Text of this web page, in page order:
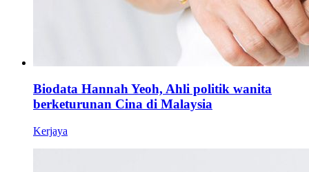
Biodata Hannah Yeoh, Ahli politik wanita
berketurunan Cina di Malaysia
Kerjaya